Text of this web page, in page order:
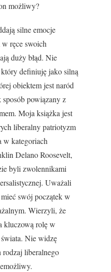
możliwy?
silne emocje
ręce swoich
duży błąd. Nie
definiuję jako silną
obiektem jest naród
powiązany z
Moja książka jest
liberalny patriotyzm
w kategoriach
Delano Roosevelt,
byli zwolennikami
Uważali
swój początek w
Wierzyli, że
kluczową rolę w
Nie widzę
liberalnego